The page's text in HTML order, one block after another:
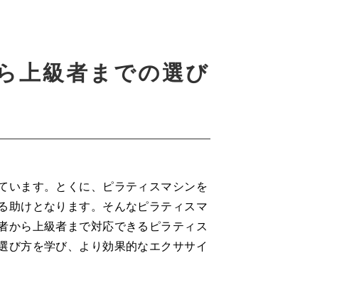
上級者までの選び
います。とくに、ピラティスマシンを
助けとなります。そんなピラティスマ
から上級者まで対応できるピラティス
び方を学び、より効果的なエクササイ